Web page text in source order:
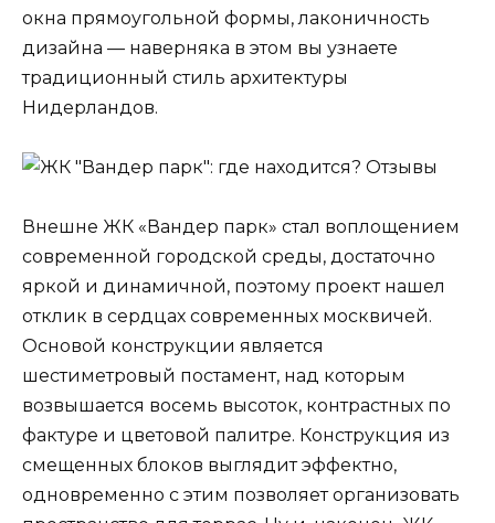
окна прямоугольной формы, лаконичность
дизайна — наверняка в этом вы узнаете
традиционный стиль архитектуры
Нидерландов.
Внешне ЖК «Вандер парк» стал воплощением
современной городской среды, достаточно
яркой и динамичной, поэтому проект нашел
отклик в сердцах современных москвичей.
Основой конструкции является
шестиметровый постамент, над которым
возвышается восемь высоток, контрастных по
фактуре и цветовой палитре. Конструкция из
смещенных блоков выглядит эффектно,
одновременно с этим позволяет организовать